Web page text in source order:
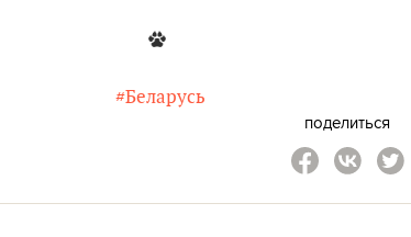
#Беларусь
поделиться